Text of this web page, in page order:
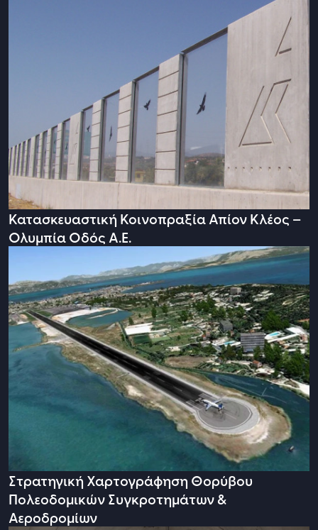
Κατασκευαστική Κοινοπραξία Απίον Κλέος –
Ολυμπία Οδός Α.Ε.
Στρατηγική Χαρτογράφηση Θορύβου
Πολεοδομικών Συγκροτημάτων &
Αεροδρομίων